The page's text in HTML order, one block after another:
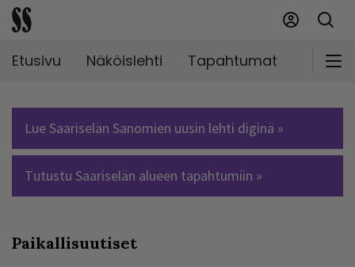
Etusivu Näköislehti Tapahtumat
Lue Saariselän Sanomien uusin lehti diginä »
Tutustu Saariselän alueen tapahtumiin »
Paikallisuutiset